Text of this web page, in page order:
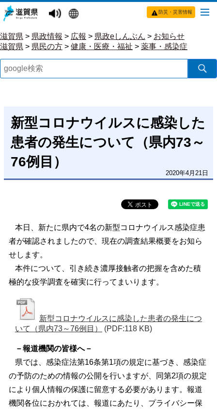
防災・災害情報
滋賀県 > 県政情報 > 広報 > 県政eしんぶん > お知らせ
滋賀県 > 県民の方 > 健康・医療・福祉 > 薬事・感染症
新型コロナウイルスに感染した
患者の発生について（県内73～
76例目）
2020年4月21日
本日、新たに県内で4名の新型コロナウイルス感染症患
者が確認されましたので、現在の調査結果概要をお知ら
せします。
本件について、引き続き濃厚接触者の把握を含めた積
極的な疫学調査を確実に行ってまいります。
新型コロナウイルスに感染した患者の発生につ
いて（県内73～76例目）
(PDF:118 KB)
－報道機関の皆様へ－
県では、感染症法第16条第1項の規定に基づき、感染症
の予防のための情報の公開を行いますが、同第2項の規定
により個人情報の保護に留意する必要があります。報道
機関各位におかれては、報道にあたり、プライバシー保